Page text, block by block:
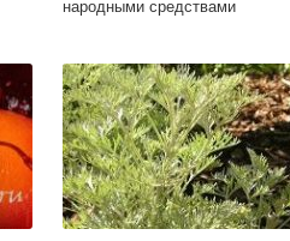
народными средствами